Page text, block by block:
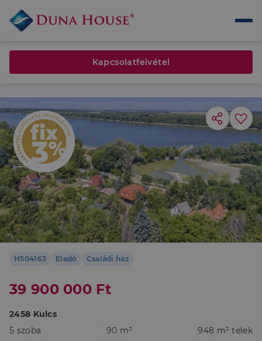
H504163 Eladó Családi ház
39 900 000 Ft
2458 Kulcs
5 szoba
90 m²
948 m² telek
Kapcsolatfelvétel